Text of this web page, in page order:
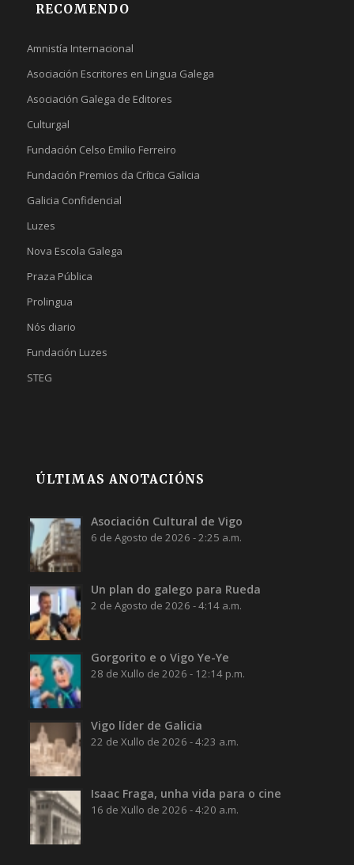
RECOMENDO
Amnistía Internacional
Asociación Escritores en Lingua Galega
Asociación Galega de Editores
Culturgal
Fundación Celso Emilio Ferreiro
Fundación Premios da Crítica Galicia
Galicia Confidencial
Luzes
Nova Escola Galega
Praza Pública
Prolingua
Nós diario
Fundación Luzes
STEG
ÚLTIMAS ANOTACIÓNS
Asociación Cultural de Vigo
6 de Agosto de 2026 - 2:25 a.m.
Un plan do galego para Rueda
2 de Agosto de 2026 - 4:14 a.m.
Gorgorito e o Vigo Ye-Ye
28 de Xullo de 2026 - 12:14 p.m.
Vigo líder de Galicia
22 de Xullo de 2026 - 4:23 a.m.
Isaac Fraga, unha vida para o cine
16 de Xullo de 2026 - 4:20 a.m.